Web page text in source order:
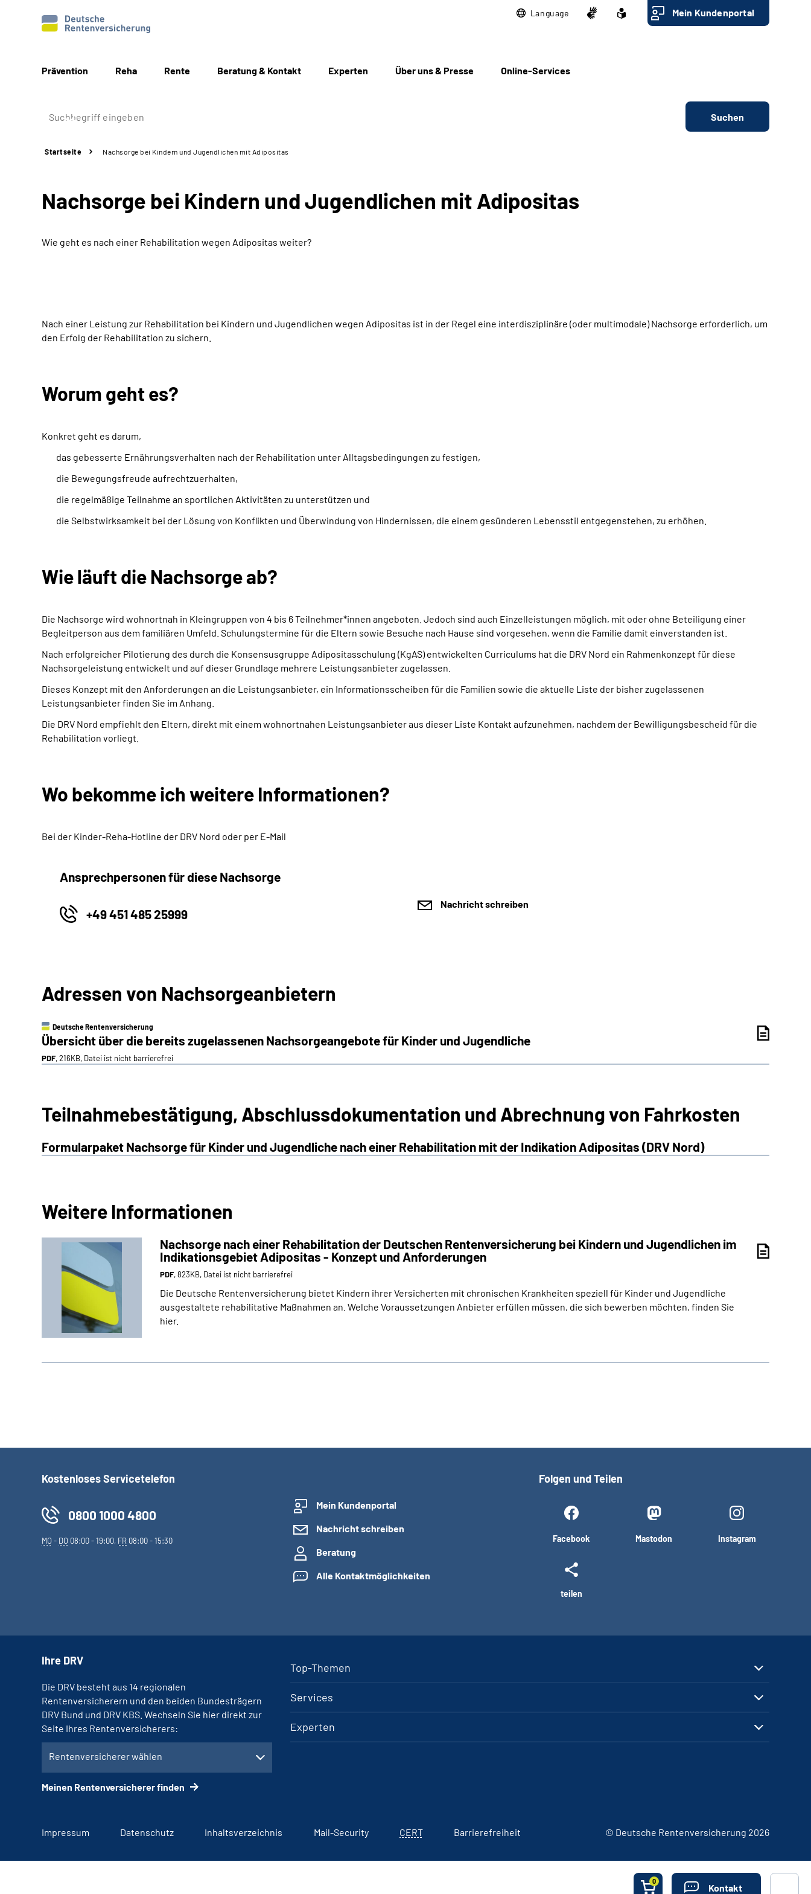
Language Mein Kundenportal
Prävention Reha Rente Beratung & Kontakt Experten Über uns & Presse Online-Services
Suchen
Startseite Nachsorge bei Kindern und Jugendlichen mit Adipositas
Nachsorge bei Kindern und Jugendlichen mit Adipositas
Wie geht es nach einer Rehabilitation wegen Adipositas weiter?
Nach einer Leistung zur Rehabilitation bei Kindern und Jugendlichen wegen Adipositas ist in der Regel eine interdisziplinäre (oder multimodale) Nachsorge erforderlich, um
den Erfolg der Rehabilitation zu sichern.
Worum geht es?
Konkret geht es darum,
das gebesserte Ernährungsverhalten nach der Rehabilitation unter Alltagsbedingungen zu festigen,
die Bewegungsfreude aufrechtzuerhalten,
die regelmäßige Teilnahme an sportlichen Aktivitäten zu unterstützen und
die Selbstwirksamkeit bei der Lösung von Konflikten und Überwindung von Hindernissen, die einem gesünderen Lebensstil entgegenstehen, zu erhöhen.
Wie läuft die Nachsorge ab?
Die Nachsorge wird wohnortnah in Kleingruppen von 4 bis 6 Teilnehmer*innen angeboten. Jedoch sind auch Einzelleistungen möglich, mit oder ohne Beteiligung einer
Begleitperson aus dem familiären Umfeld. Schulungstermine für die Eltern sowie Besuche nach Hause sind vorgesehen, wenn die Familie damit einverstanden ist.
Nach erfolgreicher Pilotierung des durch die Konsensusgruppe Adipositasschulung (KgAS) entwickelten Curriculums hat die DRV Nord ein Rahmenkonzept für diese
Nachsorgeleistung entwickelt und auf dieser Grundlage mehrere Leistungsanbieter zugelassen.
Dieses Konzept mit den Anforderungen an die Leistungsanbieter, ein Informationsscheiben für die Familien sowie die aktuelle Liste der bisher zugelassenen
Leistungsanbieter finden Sie im Anhang.
Die DRV Nord empfiehlt den Eltern, direkt mit einem wohnortnahen Leistungsanbieter aus dieser Liste Kontakt aufzunehmen, nachdem der Bewilligungsbescheid für die
Rehabilitation vorliegt.
Wo bekomme ich weitere Informationen?
Bei der Kinder-Reha-Hotline der DRV Nord oder per E-Mail
Ansprechpersonen für diese Nachsorge
+49 451 485 25999
Nachricht schreiben
Adressen von Nachsorgeanbietern
Deutsche Rentenversicherung
Übersicht über die bereits zugelassenen Nachsorgeangebote für Kinder und Jugendliche
PDF, 216KB, Datei ist nicht barrierefrei
Teilnahmebestätigung, Abschlussdokumentation und Abrechnung von Fahrkosten
Formularpaket Nachsorge für Kinder und Jugendliche nach einer Rehabilitation mit der Indikation Adipositas (DRV Nord)
Weitere Informationen
Nachsorge nach einer Rehabilitation der Deutschen Rentenversicherung bei Kindern und Jugendlichen im
Indikationsgebiet Adipositas - Konzept und Anforderungen
PDF, 823KB, Datei ist nicht barrierefrei
Die Deutsche Rentenversicherung bietet Kindern ihrer Versicherten mit chronischen Krankheiten speziell für Kinder und Jugendliche
ausgestaltete rehabilitative Maßnahmen an. Welche Voraussetzungen Anbieter erfüllen müssen, die sich bewerben möchten, finden Sie
hier.
0
Kontakt
Kostenloses Servicetelefon
0800 1000 4800
MO- DO 08:00 - 19:00, FR 08:00 - 15:30
Mein Kundenportal
Nachricht schreiben
Beratung
Alle Kontaktmöglichkeiten
Folgen und Teilen
Facebook Mastodon Instagram
teilen
Top-Themen
Services
Experten
Ihre DRV
Die DRV besteht aus 14 regionalen
Rentenversicherern und den beiden Bundesträgern
DRV Bund und DRV KBS. Wechseln Sie hier direkt zur
Seite Ihres Rentenversicherers:
Rentenversicherer wählen
Meinen Rentenversicherer finden
Impressum Datenschutz Inhaltsverzeichnis Mail-Security CERT Barrierefreiheit © Deutsche Rentenversicherung 2026